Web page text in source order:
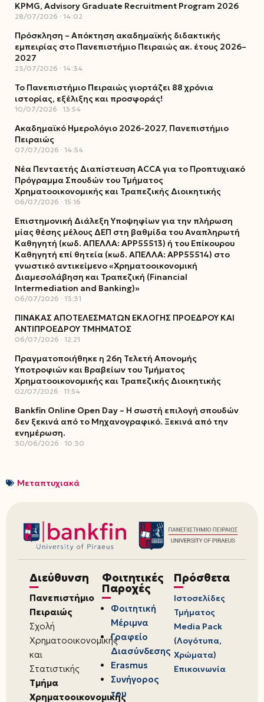
KPMG, Advisory Graduate Recruitment Program 2026
28/07/2026 14:02
Πρόσκληση – Απόκτηση ακαδημαϊκής διδακτικής
εμπειρίας στο Πανεπιστήμιο Πειραιώς ακ. έτους 2026–
2027
23/07/2026 14:34
Το Πανεπιστήμιο Πειραιώς γιορτάζει 88 χρόνια
ιστορίας, εξέλιξης και προσφοράς!
10/07/2026 13:54
Ακαδημαϊκό Ημερολόγιο 2026-2027, Πανεπιστήμιο
Πειραιώς
07/07/2026 14:54
Νέα Πενταετής Διαπίστευση ACCA για το Προπτυχιακό
Πρόγραμμα Σπουδών του Τμήματος
Χρηματοοικονομικής και Τραπεζικής Διοικητικής
06/07/2026 15:16
Επιστημονική Διάλεξη Υποψηφίων για την πλήρωση
μίας θέσης μέλους ΔΕΠ στη βαθμίδα του Αναπληρωτή
Καθηγητή (κωδ. ΑΠΕΛΛΑ: ΑΡΡ55513) ή του Επίκουρου
Καθηγητή επί θητεία (κωδ. ΑΠΕΛΛΑ: ΑΡΡ55514) στο
γνωστικό αντικείμενο «Χρηματοοικονομική
Διαμεσολάβηση και Τραπεζική (Financial
Intermediation and Banking)»
06/07/2026 13:31
ΠΙΝΑΚΑΣ ΑΠΟΤΕΛΕΣΜΑΤΩΝ ΕΚΛΟΓΗΣ ΠΡΟΕΔΡΟΥ ΚΑΙ
ΑΝΤΙΠΡΟΕΔΡΟΥ ΤΜΗΜΑΤΟΣ
06/07/2026 12:21
Πραγματοποιήθηκε η 26η Τελετή Απονομής
Υποτροφιών και Βραβείων του Τμήματος
Χρηματοοικονομικής και Τραπεζικής Διοικητικής
02/07/2026 11:54
Bankfin Online Open Day – Η σωστή επιλογή σπουδών
δεν ξεκινά από το Μηχανογραφικό. Ξεκινά από την
ενημέρωση.
30/06/2026 10:30
Μεταπτυχιακά
Διεύθυνση
Πανεπιστήμιο
Πειραιώς
Σχολή
Χρηματοοικονομικής
και
Στατιστικής
Τμήμα
Χρηματοοικονομικής
Φοιτητικές
Παροχές
Φοιτητική
Μέριμνα
Γραφείο
Διασύνδεσης
Erasmus
Συνήγορος
του
Πρόσθετα
Ιστοσελίδες
Τμήματος
Media Pack
(Λογότυπα,
Χρώματα)
Επικοινωνία